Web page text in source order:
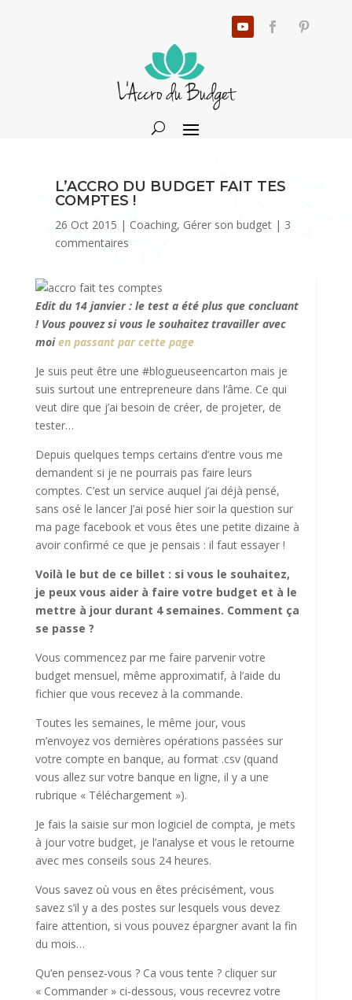
L’ACCRO DU BUDGET FAIT TES
COMPTES !
26 Oct 2015 | Coaching, Gérer son budget| 3
commentaires
Edit du 14 janvier : le test a été plus que concluant
! Vous pouvez si vous le souhaitez travailler avec
moien passant par cette page
Je suis peut être une #blogueuseencarton mais je
suis surtout une entrepreneure dans l’âme. Ce qui
veut dire que j’ai besoin de créer, de projeter, de
tester…
Depuis quelques temps certains d’entre vous me
demandent si je ne pourrais pas faire leurs
comptes. C’est un service auquel j’ai déjà pensé,
sans osé le lancer J’ai posé hier soir la question sur
ma page facebook et vous êtes une petite dizaine à
avoir confirmé ce que je pensais : il faut essayer !
Voilà le but de ce billet : si vous le souhaitez,
je peux vous aider à faire votre budget et à le
mettre à jour durant 4 semaines. Comment ça
se passe ?
Vous commencez par me faire parvenir votre
budget mensuel, même approximatif, à l’aide du
fichier que vous recevez à la commande.
Toutes les semaines, le même jour, vous
m’envoyez vos dernières opérations passées sur
votre compte en banque, au format .csv (quand
vous allez sur votre banque en ligne, il y a une
rubrique « Téléchargement »).
Je fais la saisie sur mon logiciel de compta, je mets
à jour votre budget, je l’analyse et vous le retourne
avec mes conseils sous 24 heures.
Vous savez où vous en êtes précisément, vous
savez s’il y a des postes sur lesquels vous devez
faire attention, si vous pouvez épargner avant la fin
du mois…
Qu’en pensez-vous ? Ca vous tente ? cliquer sur
« Commander » ci-dessous, vous recevrez votre